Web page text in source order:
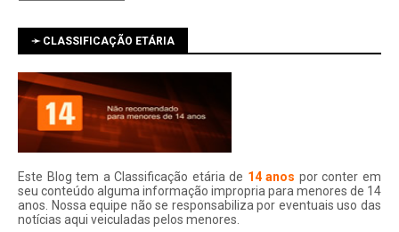
➛ CLASSIFICAÇÃO ETÁRIA
Este Blog tem a Classificação etária de 14 anos por conter em
seu conteúdo alguma informação impropria para menores de 14
anos. Nossa equipe não se responsabiliza por eventuais uso das
notí­cias aqui veiculadas pelos menores.